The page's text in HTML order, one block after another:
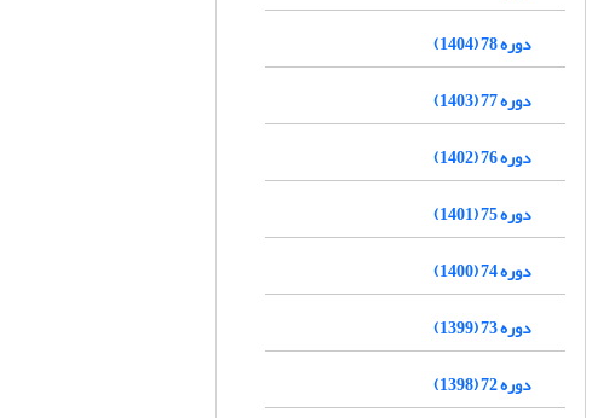
دوره 78 (1404)
دوره 77 (1403)
دوره 76 (1402)
دوره 75 (1401)
دوره 74 (1400)
دوره 73 (1399)
دوره 72 (1398)